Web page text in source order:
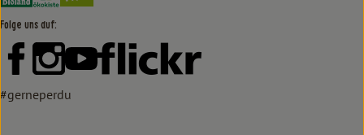
Folge uns auf:
Externer Link zu https://www.facebook.com/lammertzhof/
Externer Link zu https://www.instagram.com/
Externer Link zu https://www.youtube.com/
Externer Link zu https://
#gerneperdu